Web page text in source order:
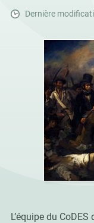
Dernière
L’équipe du